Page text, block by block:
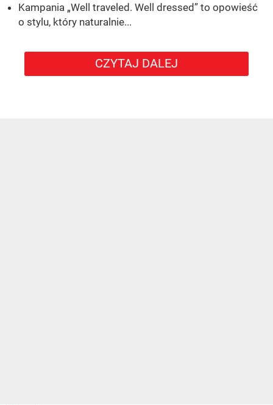
Kampania „Well traveled. Well dressed” to opowieść
o stylu, który naturalnie...
CZYTAJ DALEJ